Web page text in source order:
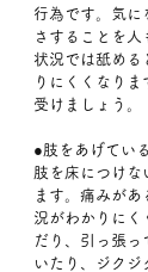
行為です。気に
さすることを
状況では舐める
りにくくなり
受けましょう。
●肢をあげている
肢を床につけな
ます。痛みが
況がわかりにく
だり、引っ張っ
いたり、ジク